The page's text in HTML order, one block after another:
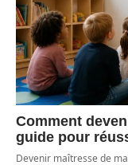
Comment
guide pour
Devenir maîtresse de